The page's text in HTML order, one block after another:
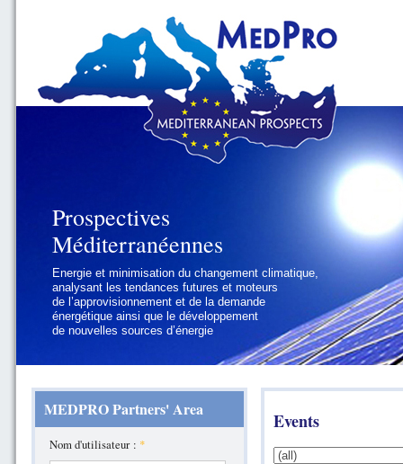
Prospectives
Méditerranéennes
Energie et minimisation du changement climatique,
analysant les tendances futures et moteurs
de l’approvisionnement et de la demande
énergétique ainsi que le développement
de nouvelles sources d’énergie
Prospectives
Méditerranéennes
Géopolitique et gouvernance, se focalisant sur les
défis politiques régionaux et internationaux
auxquels les pays méditerranéens
doivent faire face
MEDPRO Partners' Area
Nom d'utilisateur : *
Events